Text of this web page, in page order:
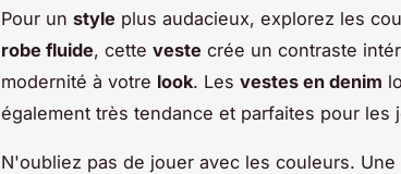
Pour un style plus audacieux, explorez les
robe fluide, cette veste crée un contraste
modernité à votre look. Les vestes en denim
également très tendance et parfaites pour
N'oubliez pas de jouer avec les couleurs. Une